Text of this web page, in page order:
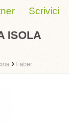
Scrivici
ISOLA
› Faber